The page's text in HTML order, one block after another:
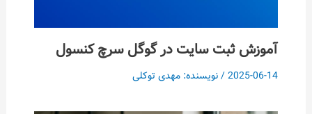
آموزش ثبت سایت در گوگل سرچ کنسول
2025-06-14/ نویسنده: مهدی توکلی